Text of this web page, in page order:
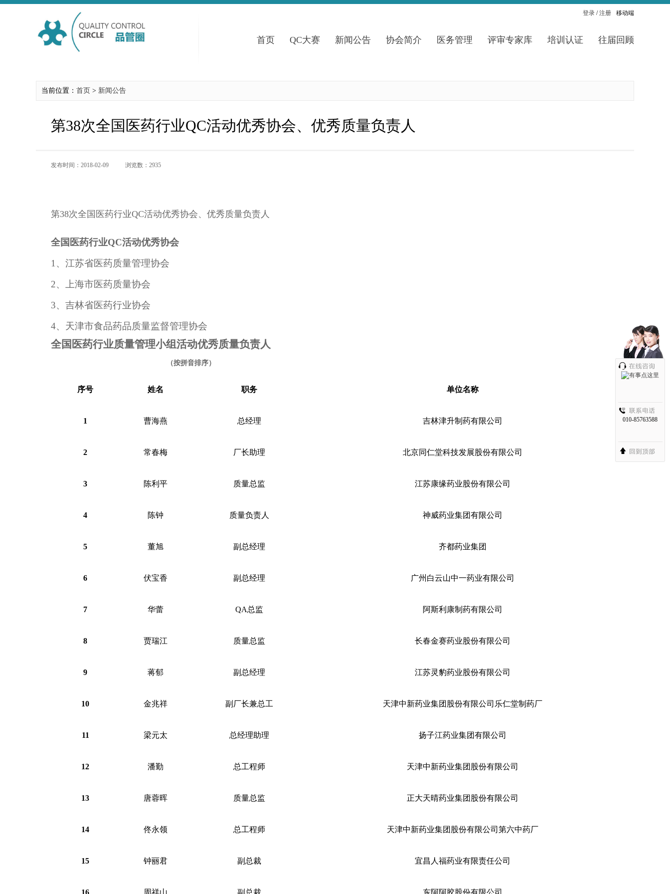
登录 /注册 移动端
首页 QC大赛 新闻公告 协会简介 医务管理 评审专家库 培训认证 往届回顾
当前位置： 首页 > 新闻公告
第38次全国医药行业QC活动优秀协会、优秀质量负责人
发布时间：2018-02-09 浏览数：2935
第38次全国医药行业QC活动优秀协会、优秀质量负责人
全国医药行业QC活动优秀协会
1、 江苏省医药质量管理协会
2、
上海市医药质量协会
3、 吉林省医药行业协会
4、天津市食品药品质量监督管理协会
全国医药行业质量管理小组活动优秀质量负责人
（按拼音排序）
序号 姓名 职务 单位名称
1 曹海燕 总经理 吉林津升制药有限公司
2 常春梅 厂长助理 北京同仁堂科技发展股份有限公司
3 陈利平 质量总监 江苏康缘药业股份有限公司
4 陈钟 质量负责人 神威药业集团有限公司
5 董旭 副总经理 齐都药业集团
6 伏宝香 副总经理 广州白云山中一药业有限公司
7 华蕾 QA总监 阿斯利康制药有限公司
8 贾瑞江 质量总监 长春金赛药业股份有限公司
9 蒋郁 副总经理 江苏灵豹药业股份有限公司
10 金兆祥 副厂长兼总工 天津中新药业集团股份有限公司乐仁堂制药厂
11 梁元太 总经理助理 扬子江药业集团有限公司
12 潘勤 总工程师 天津中新药业集团股份有限公司
13 唐蓉晖 质量总监 正大天晴药业集团股份有限公司
14 佟永领 总工程师 天津中新药业集团股份有限公司第六中药厂
15 钟丽君 副总裁 宜昌人福药业有限责任公司
16 周祥山 副总裁 东阿阿胶股份有限公司
010-85763588